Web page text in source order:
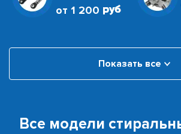
от 1 200
Показать все
Все модели